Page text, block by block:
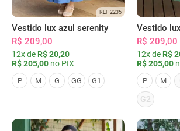
REF 2235
Vestido lux azul serenity
R$ 209,00
12x de R$ 20,20
R$ 205,00 no PIX
P M G GG G1
Vestido
R$ 209,00
12x de R$
R$ 205,00
P M
G2